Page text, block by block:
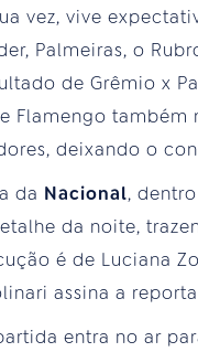
vez, vive
Palmeiras, o
de Grêmio x
Flamengo
deixando o
da Nacional,
da noite,
é de Luciana
assina a
entra no ar